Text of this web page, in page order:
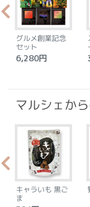
グルメ創業記念
セット
6,280円
マルシェか
キャラいも 黒ご
ま